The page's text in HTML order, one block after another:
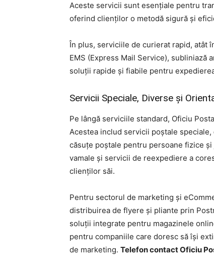
Aceste servicii sunt esențiale pentru
oferind clienților o metodă sigură și
În plus, serviciile de curierat rapid, atât
EMS (Express Mail Service), subliniază
soluții rapide și fiabile pentru
Servicii Speciale, Diverse și
Pe lângă serviciile standard, Oficiu
Acestea includ servicii poștale
căsuțe poștale pentru persoane fizice
vamale și servicii de reexpediere a
clienților săi.
Pentru sectorul de marketing și
distribuirea de flyere și pliante prin
soluții integrate pentru magazinele
pentru companiile care doresc să își
de marketing. Telefon contact Oficiu